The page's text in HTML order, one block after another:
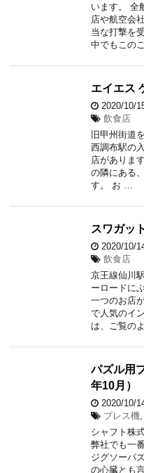
います。 全
店や航空会
当な打撃を
中でもこの
エイエス
2020/10/
飲食店
旧甲州街道
西調布駅の
店がありま
の隣にある
す。 お …
スワガッ
2020/10/
飲食店
京王線仙川
ーロードに
一つのお店
で人気のイ
は、ご覧の
パズル用
年10月）
2020/10/
プレス機,
シャフト株
弊社でも一
ジグソーパ
の心臓とも